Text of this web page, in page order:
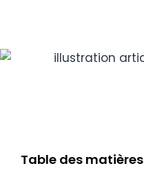
Table des matières